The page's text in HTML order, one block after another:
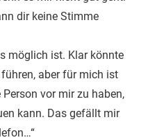
dir keine Stimme
möglich ist. Klar könnte
aber für mich ist
vor mir zu haben,
kann. Das gefällt mir